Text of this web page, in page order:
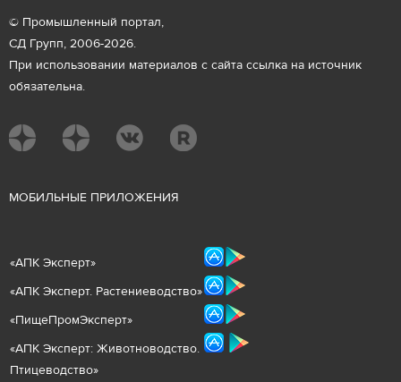
© Промышленный портал,
СД Групп, 2006-2026.
При использовании материалов с сайта ссылка на источник
обязательна.
МОБИЛЬНЫЕ ПРИЛОЖЕНИЯ
«АПК Эксперт»
«АПК Эксперт. Растениеводство»
«ПищеПромЭксперт»
«АПК Эксперт: Животноводство.
Птицеводство»